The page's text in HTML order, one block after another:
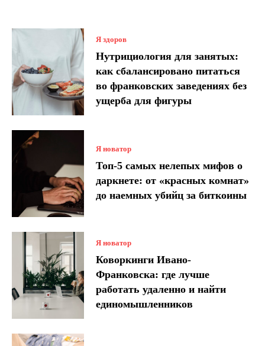
Я здоров
Нутрициология для занятых:
как сбалансировано питаться
во франковских заведениях без
ущерба для фигуры
Я новатор
Топ-5 самых нелепых мифов о
даркнете: от «красных комнат»
до наемных убийц за биткоины
Я новатор
Коворкинги Ивано-
Франковска: где лучше
работать удаленно и найти
единомышленников